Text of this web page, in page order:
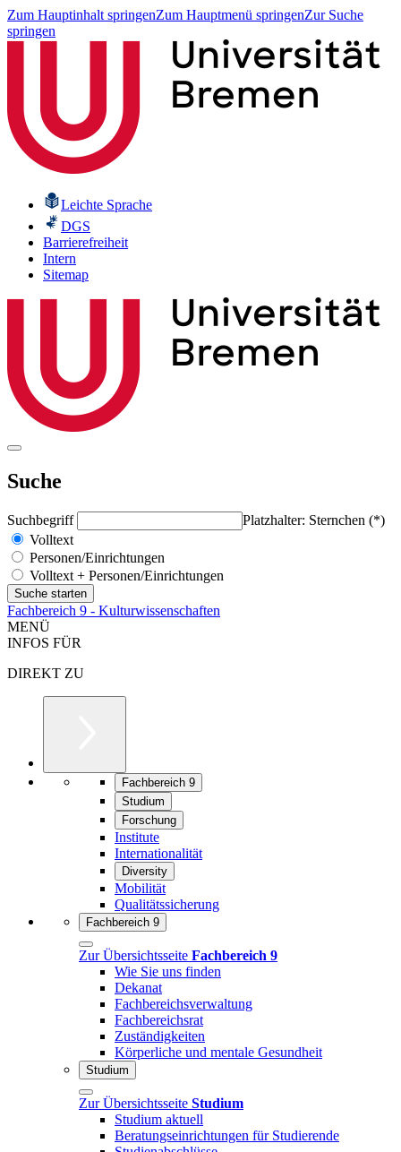
Zum Hauptinhalt springenZum Hauptmenü springenZur Suche
springen
Leichte Sprache
DGS
Barrierefreiheit
Intern
Sitemap
Suche
Suchbegriff
Platzhalter: Sternchen (*)
Volltext
Personen/Einrichtungen
Volltext + Personen/Einrichtungen
Fachbereich 9 - Kulturwissenschaften
MENÜ
INFOS FÜR
DIREKT ZU
Fachbereich 9
Studium
Forschung
Institute
Internationalität
Diversity
Mobilität
Qualitätssicherung
Fachbereich 9
Zur Übersichtsseite Fachbereich 9
Wie Sie uns finden
Dekanat
Fachbereichsverwaltung
Fachbereichsrat
Zuständigkeiten
Körperliche und mentale Gesundheit
Studium
Zur Übersichtsseite Studium
Studium aktuell
Beratungseinrichtungen für Studierende